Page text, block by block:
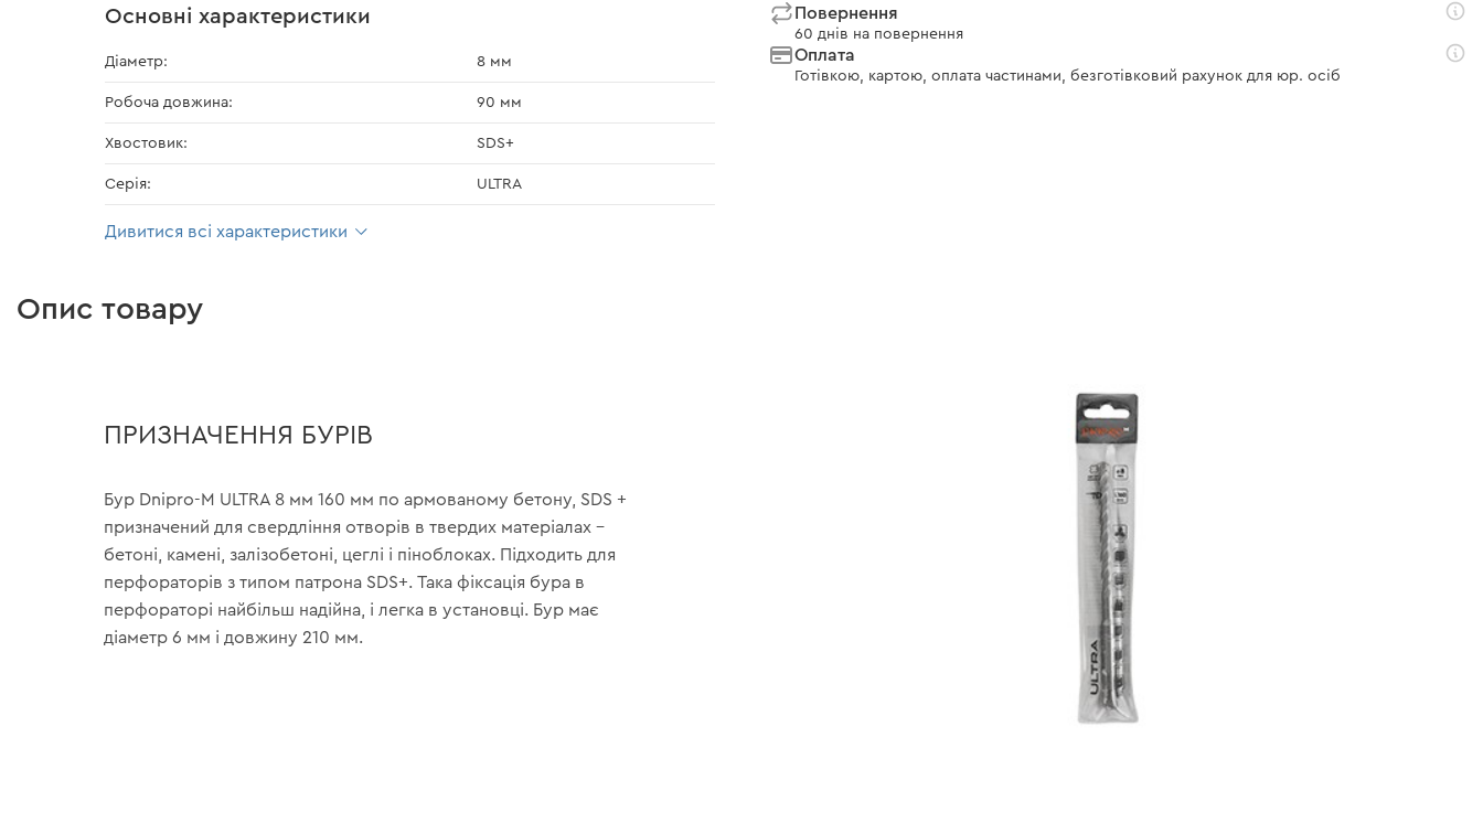
Повернення
60 днів на повернення
Оплата
Готівкою, картою, оплата частинами, безготівковий рахунок для юр. осіб
Основні характеристики
Діаметр: 8 мм
Робоча довжина: 90 мм
Хвостовик: SDS+
Серія: ULTRA
Дивитися всі характеристики
Опис товару
ПРИЗНАЧЕННЯ БУРІВ
Бур Dnipro-M ULTRA 8 мм 160 мм по армованому бетону, SDS +
призначений для свердління отворів в твердих матеріалах –
бетоні, камені, залізобетоні, цеглі і піноблоках. Підходить для
перфораторів з типом патрона SDS+. Така фіксація бура в
перфораторі найбільш надійна, і легка в установці. Бур має
діаметр 6 мм і довжину 210 мм.